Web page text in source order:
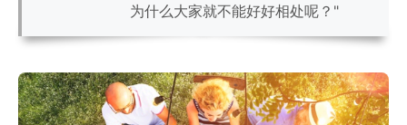
为什么大家就不能好好相处呢？"